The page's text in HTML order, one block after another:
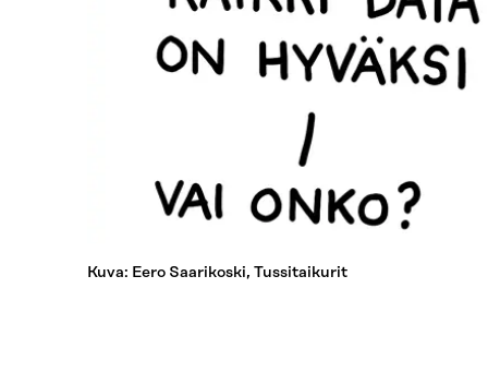
Kuva: Eero Saarikoski, Tussitaikurit